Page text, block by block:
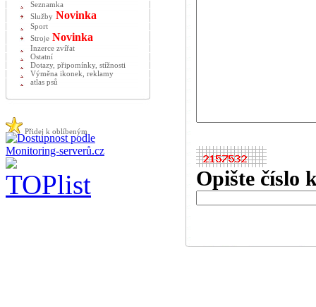
Opište číslo
Seznamka
Služby Novinka
Sport
Stroje Novinka
Inzerce zvířat
Ostatní
Dotazy, připomínky, stížnosti
Výměna ikonek, reklamy
atlas psů
Přidej k oblíbeným